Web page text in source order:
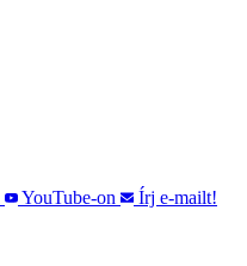
YouTube-on
Írj e-mailt!